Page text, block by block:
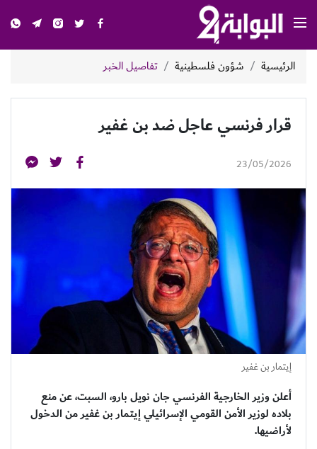
الرئيسية شؤون فلسطينية تفاصيل الخبر
قرار فرنسي عاجل ضد بن غفير
23/05/2026
إيتمار بن غفير
أعلن وزير الخارجية الفرنسي جان نويل بارو، السبت، عن منع
بلاده لوزير الأمن القومي الإسرائيلي إيتمار بن غفير من الدخول
لأراضيها.